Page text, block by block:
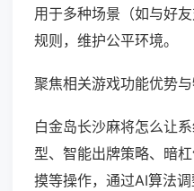
用于多种场景（如与好
规则，维护公平环境。
聚焦相关游戏功能优势与
白金岛长沙麻将怎么让
型、智能出牌策略、暗
摸等操作，通过AI算法调